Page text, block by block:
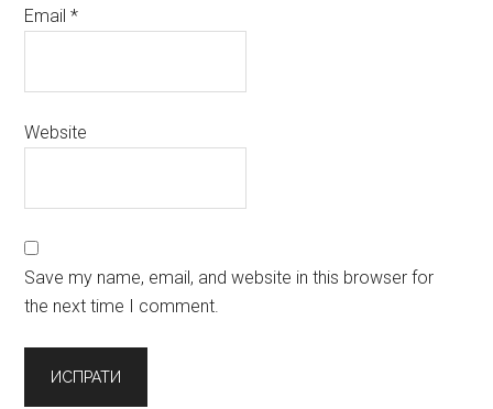
Email*
Website
Save my name, email, and website in this browser for
the next time I comment.